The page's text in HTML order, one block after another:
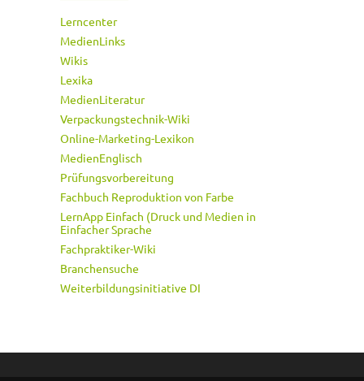
Lerncenter
MedienLinks
Wikis
Lexika
MedienLiteratur
Verpackungstechnik-Wiki
Online-Marketing-Lexikon
MedienEnglisch
Prüfungsvorbereitung
Fachbuch Reproduktion von Farbe
LernApp Einfach (Druck und Medien in
Einfacher Sprache
Fachpraktiker-Wiki
Branchensuche
Weiterbildungsinitiative DI